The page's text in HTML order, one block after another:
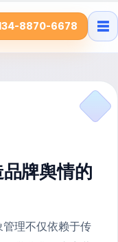
8870-6678 ☰
牌舆情的
理不仅依赖于传